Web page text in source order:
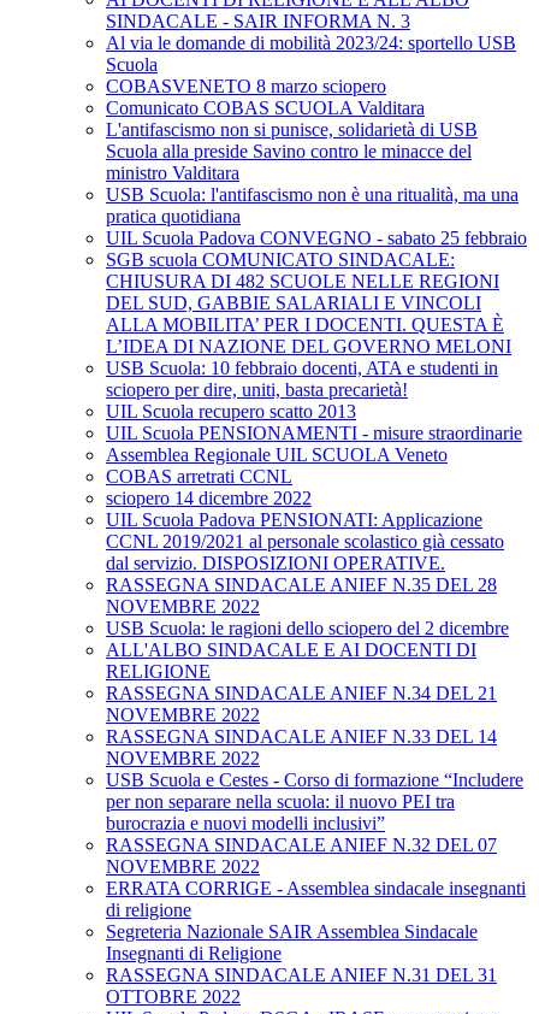
SINDACALE - SAIR INFORMA N. 3
Al via le domande di mobilità 2023/24: sportello USB
Scuola
COBASVENETO 8 marzo sciopero
Comunicato COBAS SCUOLA Valditara
L'antifascismo non si punisce, solidarietà di USB
Scuola alla preside Savino contro le minacce del
ministro Valditara
USB Scuola: l'antifascismo non è una ritualità, ma una
pratica quotidiana
UIL Scuola Padova CONVEGNO - sabato 25 febbraio
SGB scuola COMUNICATO SINDACALE:
CHIUSURA DI 482 SCUOLE NELLE REGIONI
DEL SUD, GABBIE SALARIALI E VINCOLI
ALLA MOBILITA’ PER I DOCENTI. QUESTA È
L’IDEA DI NAZIONE DEL GOVERNO MELONI
USB Scuola: 10 febbraio docenti, ATA e studenti in
sciopero per dire, uniti, basta precarietà!
UIL Scuola recupero scatto 2013
UIL Scuola PENSIONAMENTI - misure straordinarie
Assemblea Regionale UIL SCUOLA Veneto
COBAS arretrati CCNL
sciopero 14 dicembre 2022
UIL Scuola Padova PENSIONATI: Applicazione
CCNL 2019/2021 al personale scolastico già cessato
dal servizio. DISPOSIZIONI OPERATIVE.
RASSEGNA SINDACALE ANIEF N.35 DEL 28
NOVEMBRE 2022
USB Scuola: le ragioni dello sciopero del 2 dicembre
ALL'ALBO SINDACALE E AI DOCENTI DI
RELIGIONE
RASSEGNA SINDACALE ANIEF N.34 DEL 21
NOVEMBRE 2022
RASSEGNA SINDACALE ANIEF N.33 DEL 14
NOVEMBRE 2022
USB Scuola e Cestes - Corso di formazione “Includere
per non separare nella scuola: il nuovo PEI tra
burocrazia e nuovi modelli inclusivi”
RASSEGNA SINDACALE ANIEF N.32 DEL 07
NOVEMBRE 2022
ERRATA CORRIGE - Assemblea sindacale insegnanti
di religione
Segreteria Nazionale SAIR Assemblea Sindacale
Insegnanti di Religione
RASSEGNA SINDACALE ANIEF N.31 DEL 31
OTTOBRE 2022